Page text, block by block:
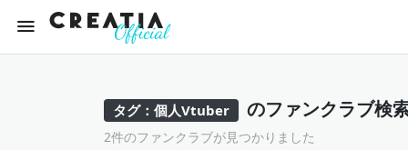
タグ：個人Vtuber のファンクラブ検
2件のファンクラブが見つかりました